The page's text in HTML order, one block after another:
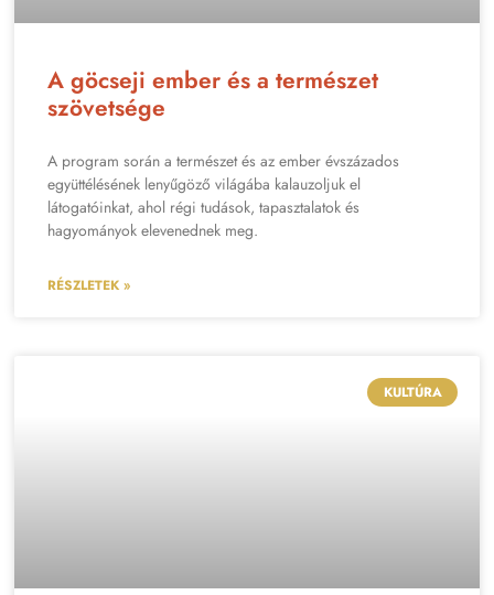
A göcseji ember és a természet
szövetsége
A program során a természet és az ember évszázados
együttélésének lenyűgöző világába kalauzoljuk el
látogatóinkat, ahol régi tudások, tapasztalatok és
hagyományok elevenednek meg.
RÉSZLETEK »
KULTÚRA